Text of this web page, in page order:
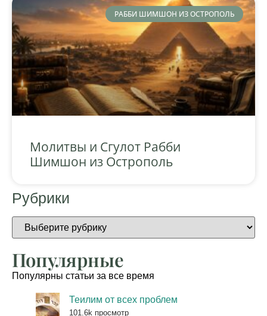
РАББИ ШИМШОН ИЗ ОСТРОПОЛЬ
Молитвы и Сгулот Рабби
Шимшон из Острополь
Рубрики
Популярные
Популярны статьи за все время
Теилим от всех проблем
101.6k просмотр